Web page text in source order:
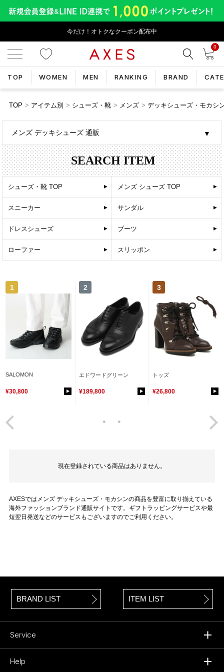
今だけ！オトクなクーポン配布中
0
TOP WOMEN MEN RANKING BRAND
TOP アイテム別 シューズ・靴 メンズ デッキシューズ・モカシ
メンズ デッキシューズ 通販
SEARCH ITEM
シューズ・靴 TOP メンズ シューズ TOP
スニーカー サンダル
ドレスシューズ ブーツ
ローファー スリッポン
現在登録されている商品はありません。
AXESではメンズ デッキシューズ・モカシンの商品を豊富に取り揃えている
海外ファッションブランド通販サイトです。ギフトラッピングサービスや最
短翌日発送などのサービスもございますのでご利用ください。
BRAND LIST ITEM LIST
Service
Help